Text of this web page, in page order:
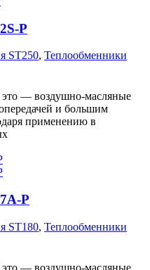
P
ST250, Теплообменники
— воздушно-масляные
и большим
применению в
P
ST180, Теплообменники
— воздушно-масляные